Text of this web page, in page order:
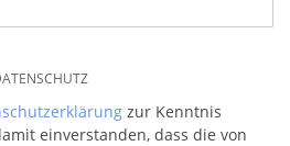
zur Kenntnis
einverstanden, dass die von